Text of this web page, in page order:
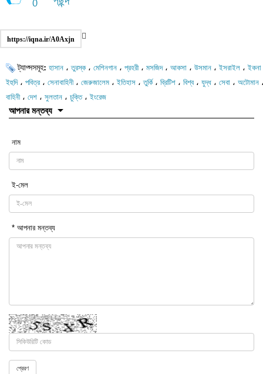
https://iqna.ir/A0Axjn
ট্যাগ্সসমূহ: হাসান ،তুরস্ক، মেশিনগান ، প্রহরী، মসজিদ، আকসা ، উসমান ،ইসরাইল ،ইকনা
ইহুদি، পবিত্র ، সেনাবাহিনী، জেরুজালেম ،ইতিহাস ،তুর্কি، ব্রিটিশ ، বিশ্ব ، যুদ্ধ ، সেবা ، অটোমান
বাহিনী، দেশ ، সুলতান ، চুক্তি،ইংরেজ
আপনার মন্তব্য
নাম
ই-মেল
* আপনার মন্তব্য